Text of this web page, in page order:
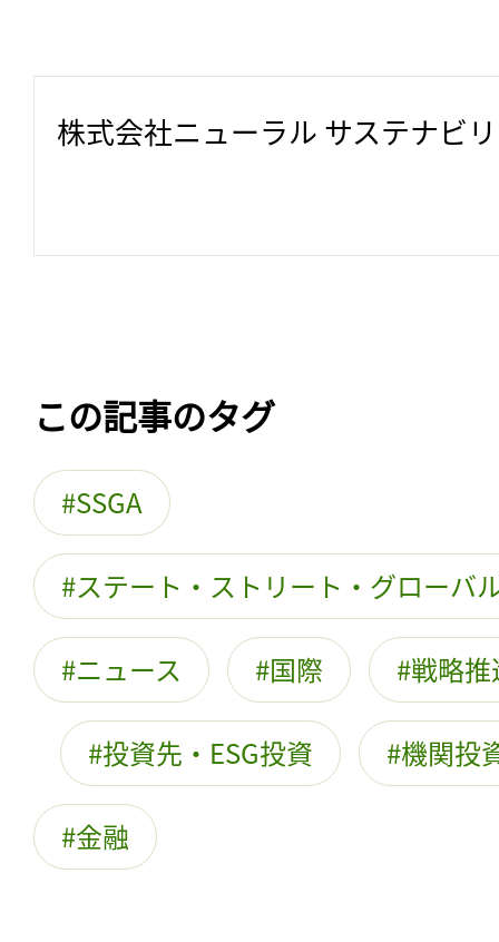
株式会社ニューラル サステナビ
この記事のタグ
SSGA
ステート・ストリート・グローバ
ニュース 国際 戦略
投資先・ESG投資 機関投
金融